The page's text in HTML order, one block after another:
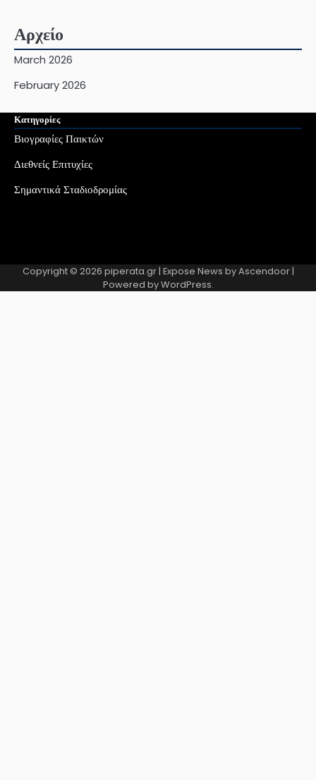
Αρχείο
March 2026
February 2026
Κατηγορίες
Βιογραφίες Παικτών
Διεθνείς Επιτυχίες
Σημαντικά Σταδιοδρομίας
Copyright © 2026 piperata.gr| Expose News byAscendoor|
Powered byWordPress.